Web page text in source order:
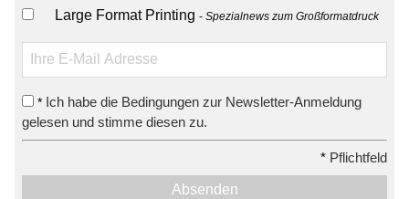
Large Format Printing Spezialnews zum Großformatdruck
* Ich habe die Bedingungen zur Newsletter-Anmeldung
gelesen und stimme diesen zu.
* Pflichtfeld
Absenden